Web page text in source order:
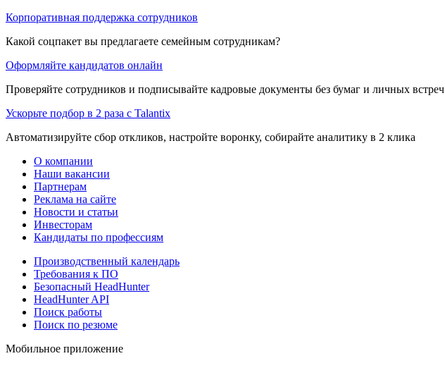
Корпоративная поддержка сотрудников
Какой соцпакет вы предлагаете семейным сотрудникам?
Оформляйте кандидатов онлайн
Проверяйте сотрудников и подписывайте кадровые документы без бумаг и личных встреч
Ускорьте подбор в 2 раза с Talantix
Автоматизируйте сбор откликов, настройте воронку, собирайте аналитику в 2 клика
О компании
Наши вакансии
Партнерам
Реклама на сайте
Новости и статьи
Инвесторам
Кандидаты по профессиям
Производственный календарь
Требования к ПО
Безопасный HeadHunter
HeadHunter API
Поиск работы
Поиск по резюме
Мобильное приложение